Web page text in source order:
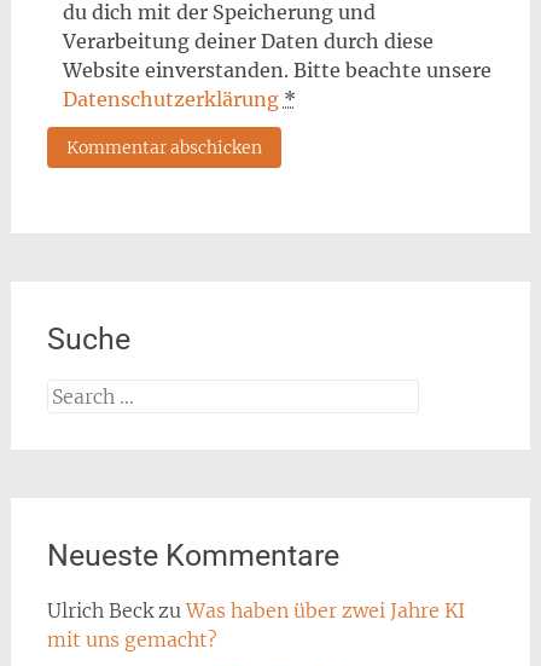
du dich mit der Speicherung und
Verarbeitung deiner Daten durch diese
Website einverstanden. Bitte beachte unsere
Datenschutzerklärung *
Suche
Search
Neueste Kommentare
Ulrich BeckzuWas haben über zwei Jahre KI
mit uns gemacht?